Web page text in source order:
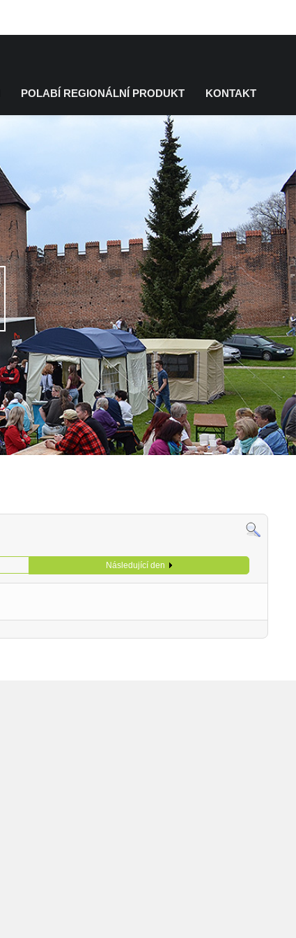
POLABÍ REGIONÁLNÍ PRODUKT KONTAKT
Následující den